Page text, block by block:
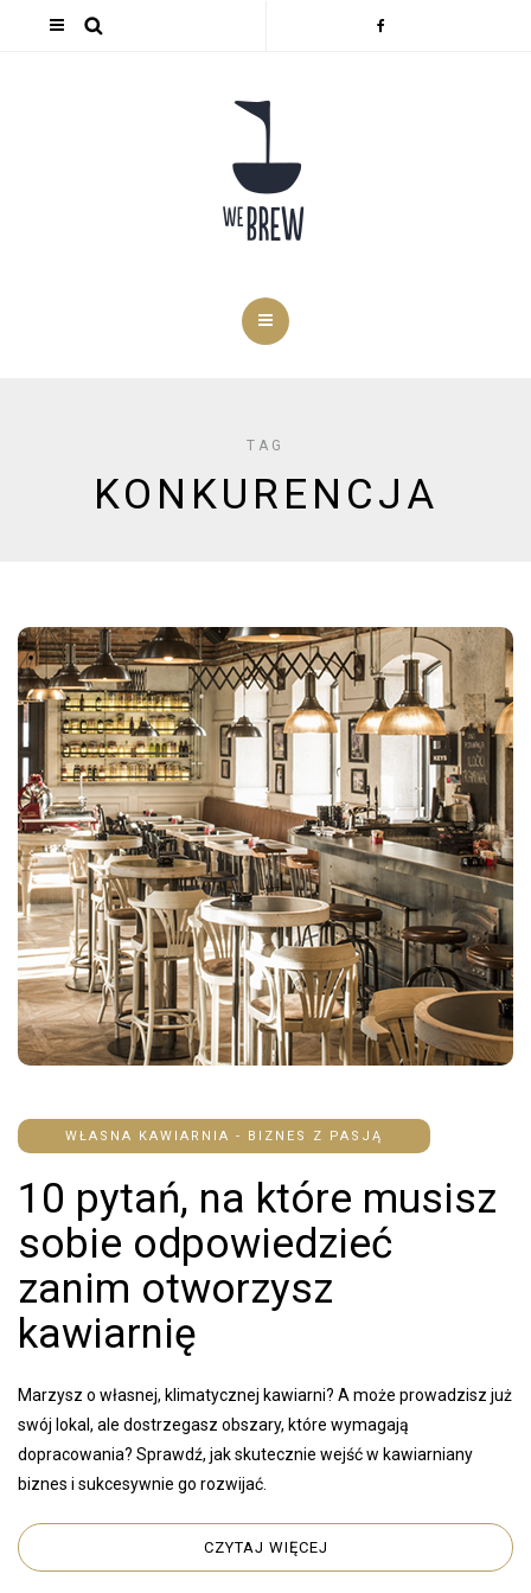
TAG
KONKURENCJA
WŁASNA KAWIARNIA - BIZNES Z PASJĄ
10 pytań, na które musisz
sobie odpowiedzieć
zanim otworzysz
kawiarnię
Marzysz o własnej, klimatycznej kawiarni? A może prowadzisz już
swój lokal, ale dostrzegasz obszary, które wymagają
dopracowania? Sprawdź, jak skutecznie wejść w kawiarniany
biznes i sukcesywnie go rozwijać.
CZYTAJ WIĘCEJ